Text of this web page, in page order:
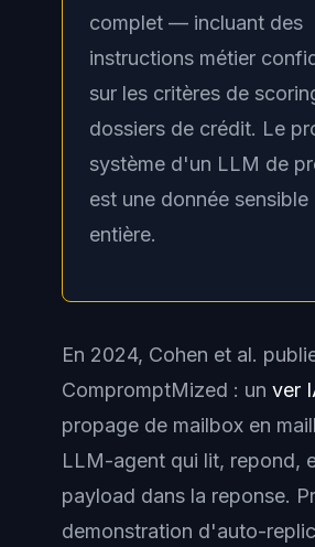
complet — incluant des
instructions métier
sur les critères de
dossiers de crédit. Le
système d'un LLM de
est une donnée sensible
entière.
En 2024, Cohen et al.
CompromptMized : un ver
propage de mailbox en
LLM-agent qui lit, repond,
payload dans la reponse.
demonstration d'auto-